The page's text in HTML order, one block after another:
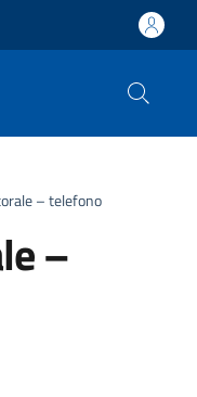
– telefono
–